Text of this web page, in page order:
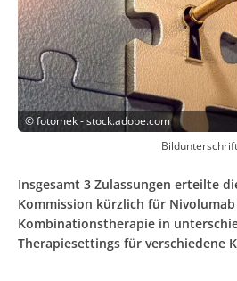
©fotomek - stock.adobe.com
Bildunterschrift
Insgesamt 3 Zulassungen erteilte
Kommission kürzlich für
Kombinationstherapie in
Therapiesettings für verschiedene